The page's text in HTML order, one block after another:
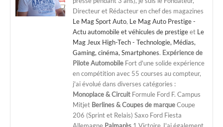
Directeur et Rédacteur en chef des magazines
Le Mag Sport Auto, Le Mag Auto Prestige -
Actu automobile et véhicules de prestigeet Le
Mag Jeux High-Tech - Technologie, Médias,
Gaming, cinéma, Smartphones. Expérience de
Pilote Automobile Fort d'une solide expérience
en compétition avec 55 courses au compteur,
j'ai évolué dans diverses catégories :
Monoplace & Circuit Formule Ford F. Campus
Mitjet Berlines & Coupes de marqueCoupe
206 (Sprint et Relais) Saxo Ford Fiesta